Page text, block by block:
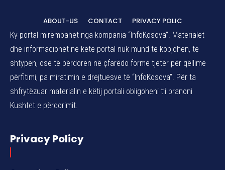
ABOUT-US CONTACT
PRIVACY POLIC
Ky portal mirëmbahet nga kompania “InfoKosova”. Materialet
dhe informacionet në këtë portal nuk mund të kopjohen, të
shtypen, ose të përdoren në çfarëdo forme tjetër për qëllime
përfitimi, pa miratimin e drejtuesve të “InfoKosova”. Për ta
shfrytëzuar materialin e këtij portali obligoheni t’i pranoni
Kushtet e përdorimit.
Privacy Policy